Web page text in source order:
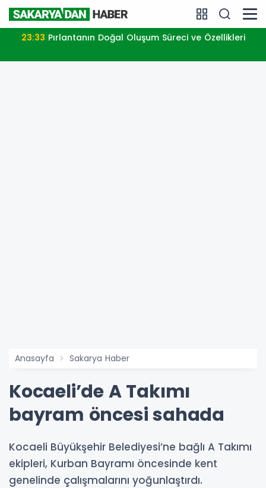
23:17Konya Cihanbeyli’de Örnek Davranış! Lütfi Şahin
Anasayfa Sakarya Haber
Kocaeli’de A Takımı
bayram öncesi sahada
Kocaeli Büyükşehir Belediyesi’ne bağlı A Takımı
ekipleri, Kurban Bayramı öncesinde kent
genelinde çalışmalarını yoğunlaştırdı.